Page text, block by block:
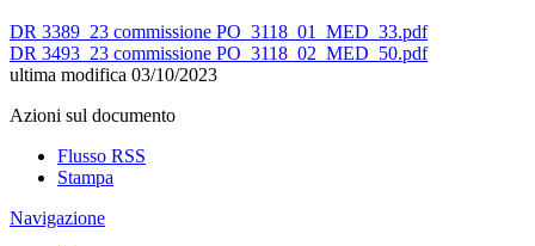
DR 3389_23 commissione PO_3118_01_MED_33.pdf
DR 3493_23 commissione PO_3118_02_MED_50.pdf
ultima modifica 03/10/2023
Azioni sul documento
Flusso RSS
Stampa
Navigazione